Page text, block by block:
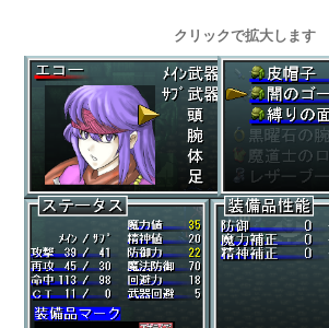
クリックで拡大します